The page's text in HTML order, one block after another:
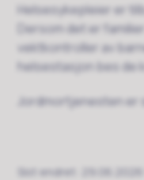
Helsesykepleier er
Dersom det er
vektkontroller av
helsestasjon bes de
Jordmortjenesten er
Sist endret 29.06.2026